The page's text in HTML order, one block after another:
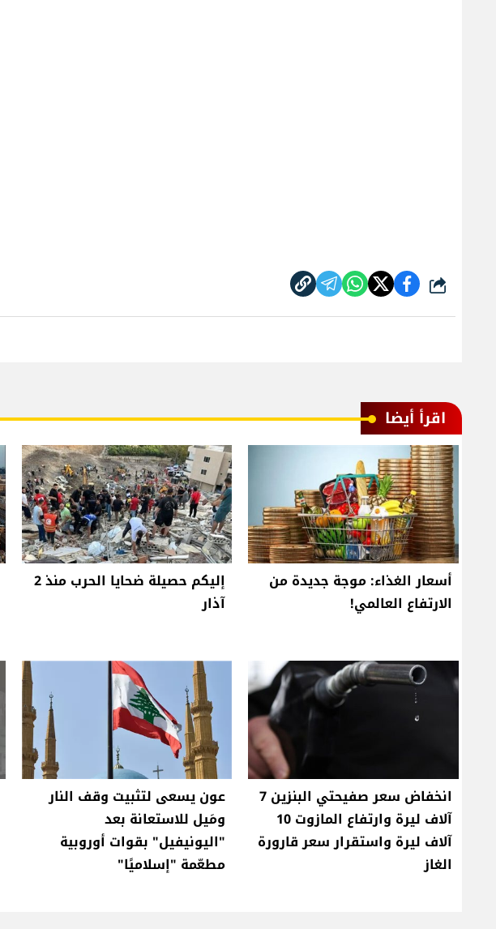
شارك
اقرأ أيضا
أسعار الغذاء: موجة جديدة من
الارتفاع العالمي!
إليكم حصيلة ضحايا الحرب منذ 2
آذار
انخفاض سعر صفيحتي البنزين 7
آلاف ليرة وارتفاع المازوت 10
آلاف ليرة واستقرار سعر قارورة
الغاز
عون يسعى لتثبيت وقف النار
ومَيل للاستعانة بعد
"اليونيفيل" بقوات أوروبية
مطعّمة "إسلاميًا"